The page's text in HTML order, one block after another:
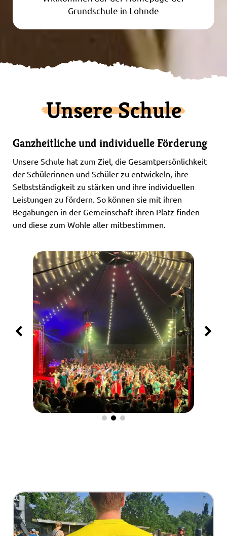
Grundschule in Lohnde
Unsere Schule
Ganzheitliche und individuelle Förderung
Unsere Schule hat zum Ziel, die Gesamtpersönlichkeit
der Schülerinnen und Schüler zu entwickeln, ihre
Selbstständigkeit zu stärken und ihre individuellen
Leistungen zu fördern. So können sie mit ihren
Begabungen in der Gemeinschaft ihren Platz finden
und diese zum Wohle aller mitbestimmen.